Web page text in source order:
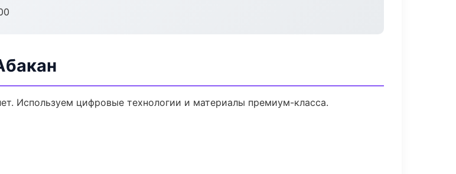
Используем цифровые технологии и материалы премиум-класса.